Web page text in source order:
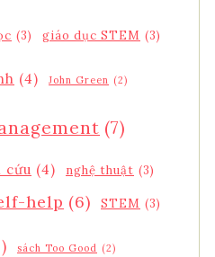
(3) giáo dục STEM (3)
(4) John Green (2)
(7)
cứu (4) nghệ thuật (3)
help (6) STEM (3)
sách Too Good (2)